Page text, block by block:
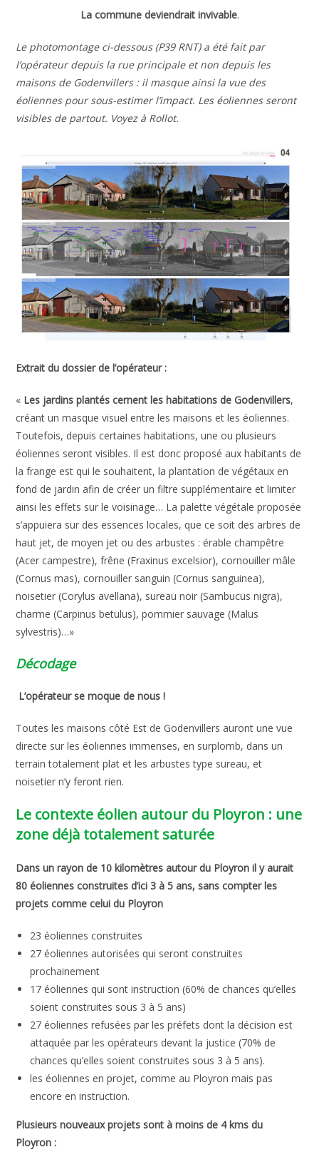
La commune deviendrait invivable.
Le photomontage ci-dessous (P39 RNT) a été fait par
l’opérateur depuis la rue principale et non depuis les
maisons de Godenvillers : il masque ainsi la vue des
éoliennes pour sous-estimer l’impact. Les éoliennes seront
visibles de partout. Voyez à Rollot.
Extrait du dossier de l’opérateur :
« Les jardins plantés cernent les habitations de Godenvillers,
créant un masque visuel entre les maisons et les éoliennes.
Toutefois, depuis certaines habitations, une ou plusieurs
éoliennes seront visibles. Il est donc proposé aux habitants de
la frange est qui le souhaitent, la plantation de végétaux en
fond de jardin afin de créer un filtre supplémentaire et limiter
ainsi les effets sur le voisinage… La palette végétale proposée
s’appuiera sur des essences locales, que ce soit des arbres de
haut jet, de moyen jet ou des arbustes : érable champêtre
(Acer campestre), frêne (Fraxinus excelsior), cornouiller mâle
(Cornus mas), cornouiller sanguin (Cornus sanguinea),
noisetier (Corylus avellana), sureau noir (Sambucus nigra),
charme (Carpinus betulus), pommier sauvage (Malus
sylvestris)…»
Décodage
L’opérateur se moque de nous !
Toutes les maisons côté Est de Godenvillers auront une vue
directe sur les éoliennes immenses, en surplomb, dans un
terrain totalement plat et les arbustes type sureau, et
noisetier n’y feront rien.
Le contexte éolien autour du Ployron : une
zone déjà totalement saturée
Dans un rayon de 10 kilomètres autour du Ployron il y aurait
80 éoliennes construites d’ici 3 à 5 ans, sans compter les
projets comme celui du Ployron
23 éoliennes construites
27 éoliennes autorisées qui seront construites
prochainement
17 éoliennes qui sont instruction (60% de chances qu’elles
soient construites sous 3 à 5 ans)
27 éoliennes refusées par les préfets dont la décision est
attaquée par les opérateurs devant la justice (70% de
chances qu’elles soient construites sous 3 à 5 ans).
les éoliennes en projet, comme au Ployron mais pas
encore en instruction.
Plusieurs nouveaux projets sont à moins de 4 kms du
Ployron :